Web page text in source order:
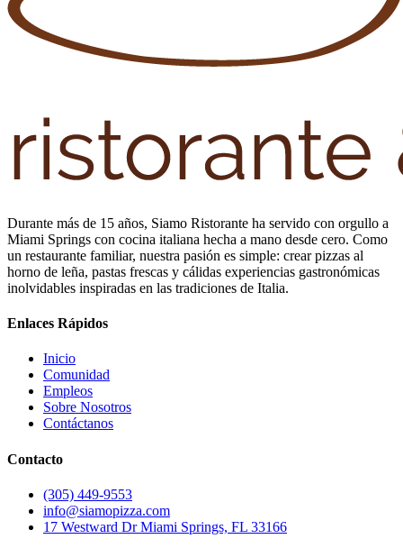
Durante más de 15 años, Siamo Ristorante ha servido con orgullo a
Miami Springs con cocina italiana hecha a mano desde cero. Como
un restaurante familiar, nuestra pasión es simple: crear pizzas al
horno de leña, pastas frescas y cálidas experiencias gastronómicas
inolvidables inspiradas en las tradiciones de Italia.
Enlaces Rápidos
Inicio
Comunidad
Empleos
Sobre Nosotros
Contáctanos
Contacto
(305) 449-9553
info@siamopizza.com
17 Westward Dr Miami Springs, FL 33166